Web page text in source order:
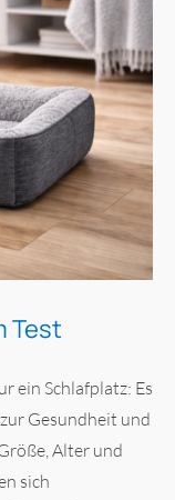
Test
ein Schlafplatz: Es
Gesundheit und
Alter und
sich